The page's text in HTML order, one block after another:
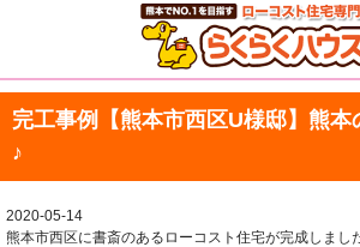
完工事例【熊本市西区U様邸】熊本
♪
2020-05-14
熊本市西区に書斎のあるローコスト住宅が完成しまし